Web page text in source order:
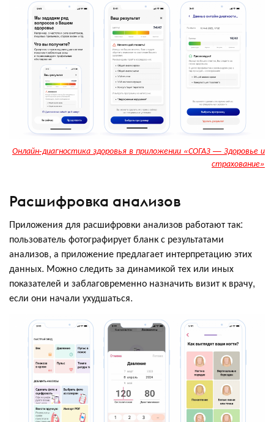
Онлайн-диагностика здоровья в приложении «СОГАЗ — Здоровье и
страхование»
Расшифровка анализов
Приложения для расшифровки анализов работают так:
пользователь фотографирует бланк с результатами
анализов, а приложение предлагает интерпретацию этих
данных. Можно следить за динамикой тех или иных
показателей и заблаговременно назначить визит к врачу,
если они начали ухудшаться.